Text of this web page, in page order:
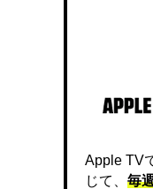
Apple TV
じて、 毎